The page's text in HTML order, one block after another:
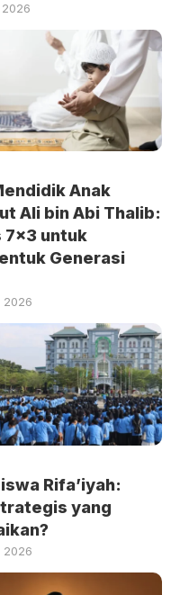
Anak
Ali bin Abi Thalib:
7×3 untuk
Generasi
2026
Rifa’iyah:
yang
2026